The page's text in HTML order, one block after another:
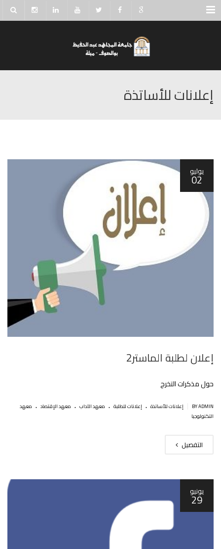
Menu
إعلانات للأساتذة
يوليو
02
إعلان لطلبة الماستر2
حول مذكرات التخرج
BY ADMIN إعلانات للأساتذة . إعلانات للطلبة . معهد الآداب . معهد الإقتصاد . معهد
التكنولوجيا
التفصيل
يونيو
29